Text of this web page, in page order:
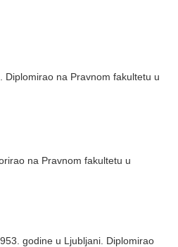
Diplomirao na Pravnom fakultetu u
na Pravnom fakultetu u
godine u Ljubljani. Diplomirao